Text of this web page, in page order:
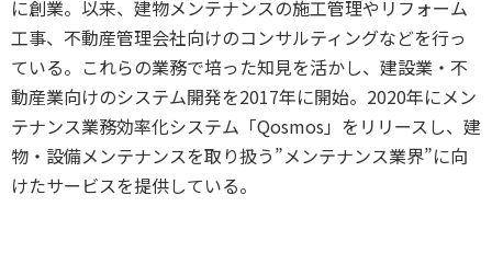
に創業。以来、建物メンテナンスの施工管理やリフォーム
工事、不動産管理会社向けのコンサルティングなどを行っ
ている。これらの業務で培った知見を活かし、建設業・不
動産業向けのシステム開発を2017年に開始。2020年にメン
テナンス業務効率化システム「Qosmos」をリリースし、建
物・設備メンテナンスを取り扱う”メンテナンス業界”に向
けたサービスを提供している。